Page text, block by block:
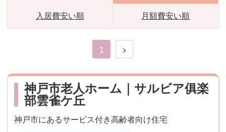
おすすめ施設特集 施設関係者の方へ
入居費安い順 月額費安い順
1
神戸市老人ホーム｜サルビア俱楽
部雲雀ケ丘
神戸市にあるサービス付き高齢者向け住宅